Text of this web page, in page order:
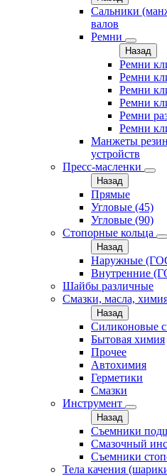
Сальники
валов
Ремни
Назад
Ремни
Ремни
Ремни
Ремни
Ремни
Ремни
Манжеты
устройств
Пресс-масленки
Назад
Прямые
Угловые (45)
Угловые (90)
Стопорные кольца
Назад
Наружные
Внутренние
Шайбы различные
Смазки, масла,
Назад
Силиконовые
Бытовая химия
Прочее
Автохимия
Герметики
Смазки
Инструмент
Назад
Съемники
Смазочный
Съемники
Тела качения